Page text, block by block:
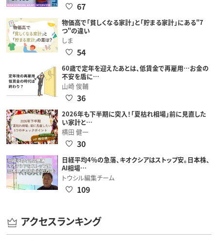
67
物価高で「貧しくなる家計」と「貯まる家計」にある"7
つ"の違い
しま
54
60歳で定年を迎えたあとは、低賃金で再雇用…お金の
不安を盾に…
山崎 俊輔
36
2026年も下半期に突入！「夏枯れ相場」前に見直した
い家計と…
横田 健一
30
日経平均4％の急落、キオクシアはストップ安。日本株、
AI相場…
トウシル編集チーム
109
アクセスランキング